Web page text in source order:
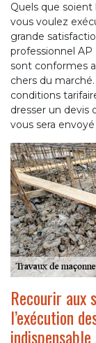
Quels que
vous voulez
grande
professionnel AP
sont conformes
chers du
conditions
dresser un devis
vous sera
Recourir aux
l’exécution